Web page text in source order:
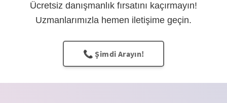
Ücretsiz danışmanlık fırsatını kaçırmayın!
Uzmanlarımızla hemen iletişime geçin.
📞 Şimdi Arayın!